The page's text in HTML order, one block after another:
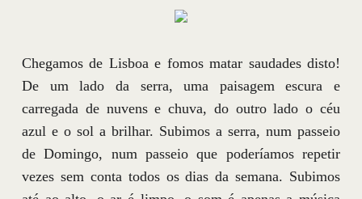
Chegamos de Lisboa e fomos matar saudades disto!
De um lado da serra, uma paisagem escura e
carregada de nuvens e chuva, do outro lado o céu
azul e o sol a brilhar. Subimos a serra, num passeio
de Domingo, num passeio que poderíamos repetir
vezes sem conta todos os dias da semana. Subimos